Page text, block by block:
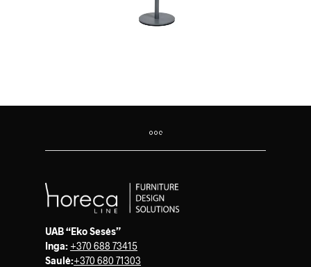
UAB “Eko Sesės”
Inga: +370 688 73415
Saulė:+370 680 71303